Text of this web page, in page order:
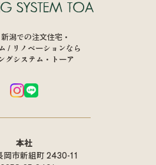
本社
岡市新組町 2430-11
潟での注文住宅・
/ リノベーションなら
グシステム・トーア